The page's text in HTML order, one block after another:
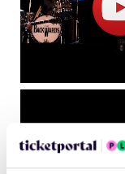
Pravidlá
Podujatie môže začať
daždi), a to v prípade,
potom opäť
začiatok podujatia
30 odohraných
prípade